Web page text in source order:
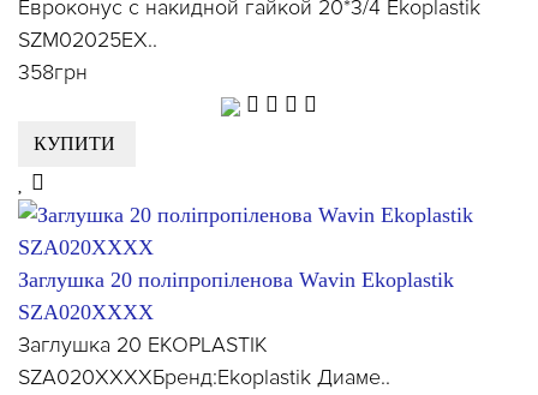
Евроконус с накидной гайкой 20*3/4 Ekoplastik
SZM02025EX..
358грн
КУПИТИ
Заглушка 20 поліпропіленова Wavin Ekoplastik
SZA020XXXX
Заглушка 20 EKOPLASTIK
SZA020XXXXБренд:Ekoplastik Диаме..